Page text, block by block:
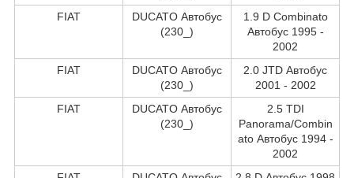
FIAT
DUCATO Автобус
(230_)
1.9 D Combinato
Автобус 1995 -
2002
FIAT
DUCATO Автобус
(230_)
2.0 JTD Автобус
2001 - 2002
FIAT
DUCATO Автобус
(230_)
2.5 TDI
Panorama/Combin
ato Автобус 1994 -
2002